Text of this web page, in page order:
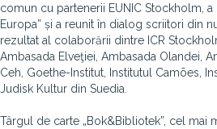
comun cu partenerii EUNIC Stockholm, a
Europa” și a reunit în dialog scriitori din
rezultat al colaborării dintre ICR
Ambasada Elveţiei, Ambasada Olandei,
Ceh, Goethe-Institut, Institutul Camões,
Judisk Kultur din Suedia.
Târgul de carte „Bok&Bibliotek”, cel mai